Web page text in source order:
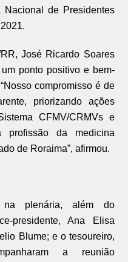
Nacional de Presidentes
José Ricardo Soares
ponto positivo e bem-
compromisso é de
priorizando ações
CFMV/CRMVs e
da medicina
de Roraima”, afirmou.
na plenária, além do
presidente, Ana Elisa
Blume; e o tesoureiro,
a reunião